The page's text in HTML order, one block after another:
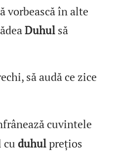
vorbească în alte
Duhul să
să audă ce zice
cuvintele
cu duhulprețios